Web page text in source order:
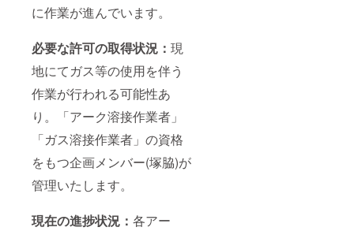
に作業が進んでいます。
必要な許可の取得状況： 現
地にてガス等の使用を伴う
作業が行われる可能性あ
り。「アーク溶接作業者」
「ガス溶接作業者」の資格
をもつ企画メンバー(塚脇)が
管理いたします。
現在の進捗状況： 各アー